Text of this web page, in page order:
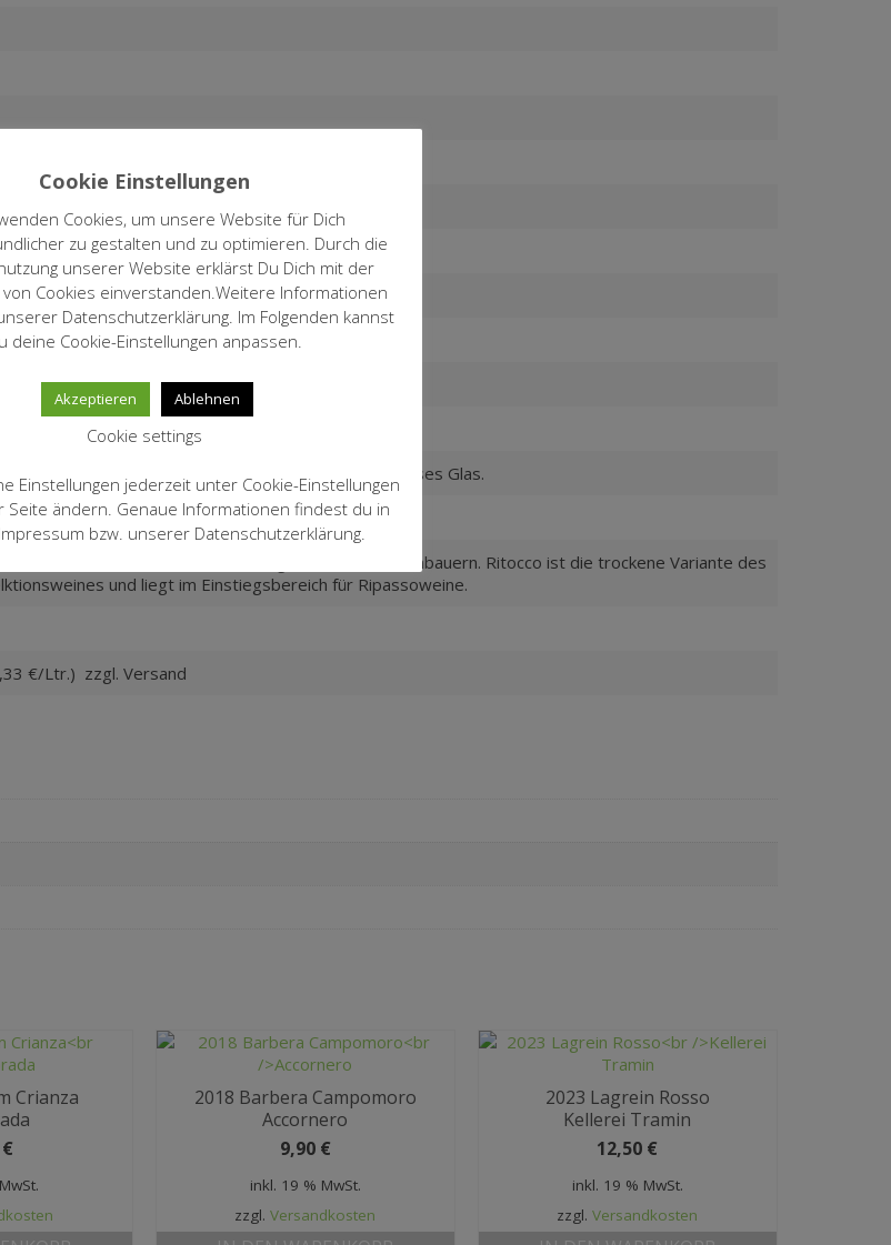
Qualitätswein
Wein
1-2 Stunden atmen tut ihm gut. Mittleres bis grosses Glas.
mit 750 Hektar Weinbergen und 150 Olivenbauern. Ritocco ist die trockene Variante des
und liegt im Einstiegsbereich für Ripassoweine.
€/Ltr.) zzgl. Versand
Crianza
€
2018 Barbera Campomoro
Accornero
9,90 €
inkl. 19 % MwSt.
zzgl.Versandkosten
2023 Lagrein Rosso
Kellerei Tramin
12,50 €
inkl. 19 % MwSt.
zzgl.Versandkosten
Cookie Einstellungen
Cookies, um unsere Website für Dich
zu gestalten und zu optimieren. Durch die
unserer Website erklärst Du Dich mit der
Cookies einverstanden.Weitere Informationen
Datenschutzerklärung. Im Folgenden kannst
deine Cookie-Einstellungen anpassen.
Akzeptieren Ablehnen
Cookie settings
Einstellungen jederzeit unter Cookie-Einstellungen
Seite ändern. Genaue Informationen findest du in
bzw. unserer Datenschutzerklärung.